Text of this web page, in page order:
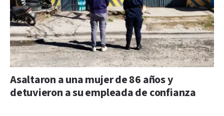
Asaltaron a una mujer de 86 años y
detuvieron a su empleada de confianza